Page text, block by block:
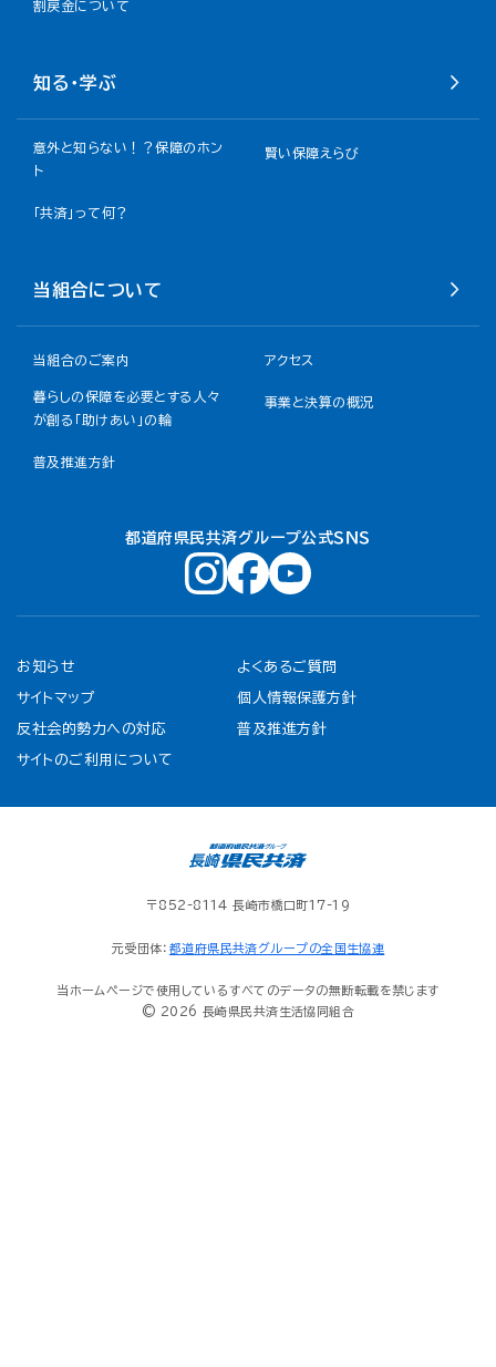
割戻金について​
知る・学ぶ
意外と知らない！？保障のホン
ト
賢い保障えらび
「共済」って何？
当組合について
当組合のご案内 アクセス
暮らしの保障を必要とする人々
が創る「助けあい」の輪
事業と決算の概況
普及推進方針
都道府県民共済グループ公式ＳＮＳ
お知らせ よくあるご質問
サイトマップ 個人情報保護方針
反社会的勢力への対応 普及推進方針
サイトのご利用について
〒852-8114 長崎市橋口町17-19
元受団体： 都道府県民共済グループの全国生協連
当ホームページで使用しているすべてのデータの無断転載を禁じます
© 2026 長崎県民共済生活協同組合